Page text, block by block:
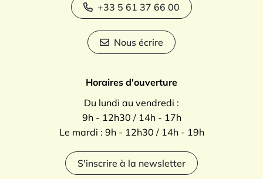
+33 5 61 37 66 00
Nous écrire
Horaires d'ouverture
Du lundi au vendredi :
9h - 12h30 / 14h - 17h
Le mardi : 9h - 12h30 / 14h - 19h
S'inscrire à la newsletter